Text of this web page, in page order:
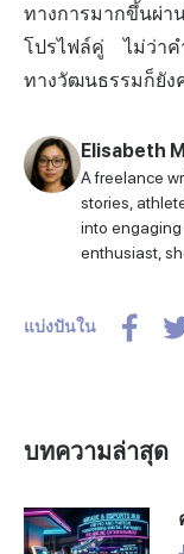
ทางการมากขึ้นผ่
โปรไฟล์คู่ ไม่ว่าค
ทางวัฒนธรรมก็ยัง
Elisabeth
A freelance
stories,
into engaging
enthusiast,
แบ่งปันใน
บทความล่าสุด